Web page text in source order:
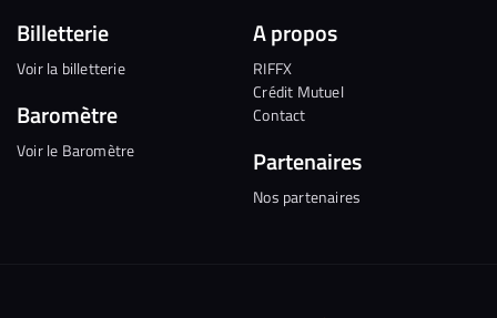
Billetterie
Voir la billetterie
Baromètre
Voir le Baromètre
A propos
RIFFX
Crédit Mutuel
Contact
Partenaires
Nos partenaires